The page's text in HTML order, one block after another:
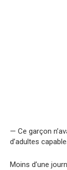
— Ce garçon
d’adultes
Moins d’une